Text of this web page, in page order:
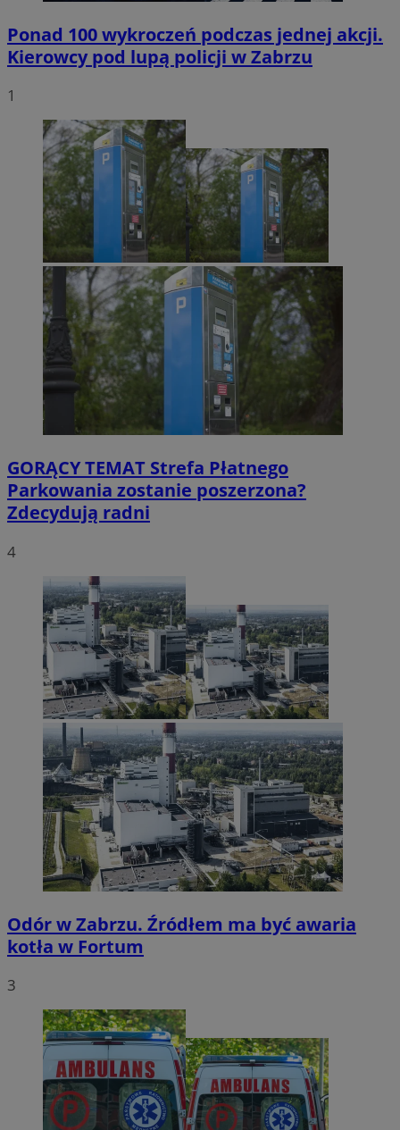
Ponad 100 wykroczeń podczas jednej akcji.
Kierowcy pod lupą policji w Zabrzu
1
GORĄCY TEMAT Strefa Płatnego
Parkowania zostanie poszerzona?
Zdecydują radni
4
Odór w Zabrzu. Źródłem ma być awaria
kotła w Fortum
3